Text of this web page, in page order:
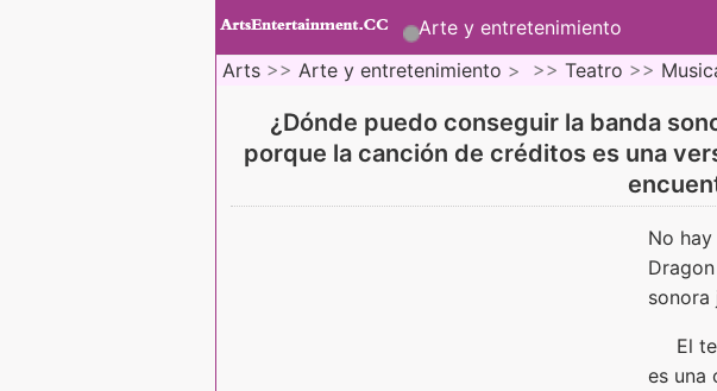
Arte y entretenimiento
Arts >> Arte y entretenimiento > >> Teatro >>
¿Dónde puedo conseguir la banda
porque la canción de créditos es una
No
sonora
El
es una